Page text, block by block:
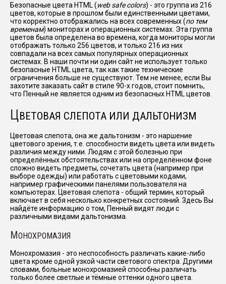
Безопасные цвета HTML (web safe colors) - это группа из 216
цветов, которые в прошлом были единственными цветами,
что корректно отображались на всех современных (по тем
временам) мониторах и операционных системах. Эта группа
цветов была определена во времена, когда мониторы могли
отображать только 256 цветов, и только 216 из них
совпадали на всех самых популярных операционных
системах. В наши почти ни один сайт не использует только
безопасные HTML цвета, так как такие технические
ограничения больше не существуют. Тем не менее, если Вы
захотите заказать сайт в стиле 90-х годов, стоит помнить,
что Пенный не является одним из безопасных HTML цветов.
ЦВЕТОВАЯ СЛЕПОТА ИЛИ ДАЛЬТОНИЗМ
Цветовая слепота, она же дальтонизм - это наршение
цветового зрения, т.е. способности видеть цвета или видеть
различия между ними. Людям с этой болезнью при
определённых обстоятельствах или на определённом фоне
сложно видеть предметы, сочетать цвета (например при
выборе одежды) или работать с цветовыми кодами,
например графическими панелями пользователя на
компьютерах. Цветовая слепота - общий термин, который
включает в себя несколько конкретных состояний. Здесь Вы
найдёте информацию о том, Пенный видят люди с
различными видами дальтонизма.
МОНОХРОМАЗИЯ
Монохромазия - это неспособность различать какие-либо
цвета кроме одной узкой части светового спектра. Другими
словами, больные монохромазией способны различать
только более светлые и тёмные оттенки одного цвета.